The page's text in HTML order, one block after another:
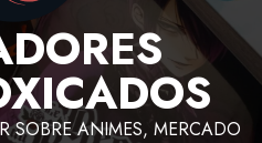
SOBRE ANIMES, MERCADO